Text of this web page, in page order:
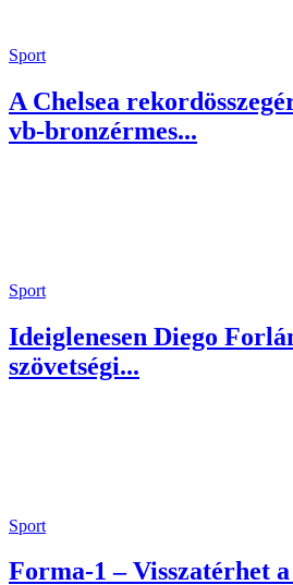
Sport
A Chelsea
vb-bronzérmes...
Sport
Ideiglenesen Diego
szövetségi...
Sport
Forma-1 – Visszatérhet